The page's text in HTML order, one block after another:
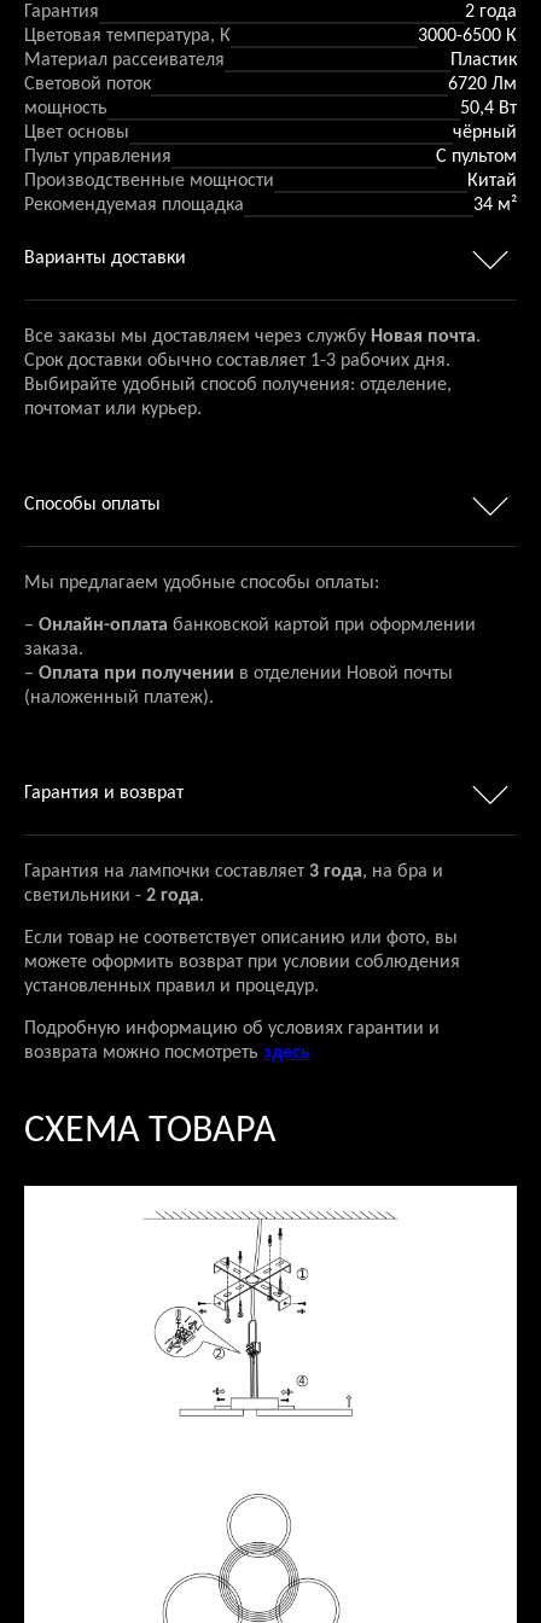
Гарантия
2 года
Цветовая температура, К
3000-6500 К
Материал рассеивателя
Пластик
Световой поток
6720 Лм
мощность
50,4 Вт
Цвет основы
чёрный
Пульт управления
С пультом
Производственные мощности
Китай
Рекомендуемая площадка
34 м²
Варианты доставки
Все заказы мы доставляем через службу Новая почта.
Срок доставки обычно составляет 1-3 рабочих дня.
Выбирайте удобный способ получения: отделение,
почтомат или курьер.
Способы оплаты
Мы предлагаем удобные способы оплаты:
– Онлайн-оплата банковской картой при оформлении
заказа.
– Оплата при получении в отделении Новой почты
(наложенный платеж).
Гарантия и возврат
Гарантия на лампочки составляет 3 года, на бра и
светильники - 2 года.
Если товар не соответствует описанию или фото, вы
можете оформить возврат при условии соблюдения
установленных правил и процедур.
Подробную информацию об условиях гарантии и
возврата можно посмотреть здесь
СХЕМА ТОВАРА